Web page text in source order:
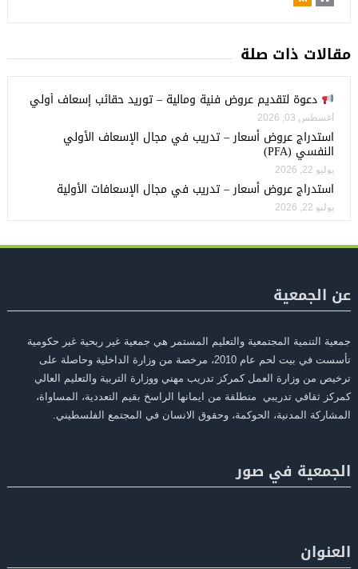
مقالات ذات صلة
دعوة لتقديم عروض فنية ومالية – توريد حقائب إسعاف أولي
أغسطس 03, 2026
استدراج عروض أسعار – تدريب في مجال الإسعاف الأولي
النفسي (PFA)
يوليو 22, 2026
استدراج عروض أسعار – تدريب في مجال الإسعافات الأولية
يوليو 22, 2026
عن الجمعية
جمعية التنمية المجتمعية والتعليم المستمر هي جمعية غير ربحية غير حكومية
تأسست في بيت لحم عام 2010، مرخصة من وزارة الداخلية وحاصلة على
ترخيص من وزارة العمل كمركز تدريب مهني ووزارة التربية والتعليم العالي
كمركز ثقافي تدريبي منطلقة من ايمانها الراسخ بقيم التعددية، المساواة،
المشاركة المدنية، الحوكمة، وحقوق الانسان في المجتمع الفلسطيني.
الجمعية في صور
العنوان